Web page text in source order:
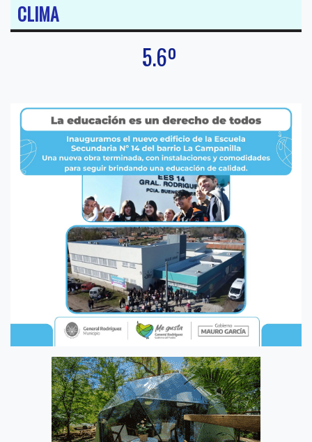
CLIMA
5.6º